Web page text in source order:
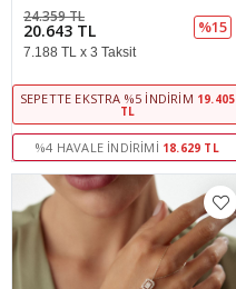
20.643 TL
24.359 TL
%15
7.188 TL x 3 Taksit
SEPETTE EKSTRA %5 İNDIRIM 19.405
TL
%4 HAVALE İNDIRIMI 18.629 TL